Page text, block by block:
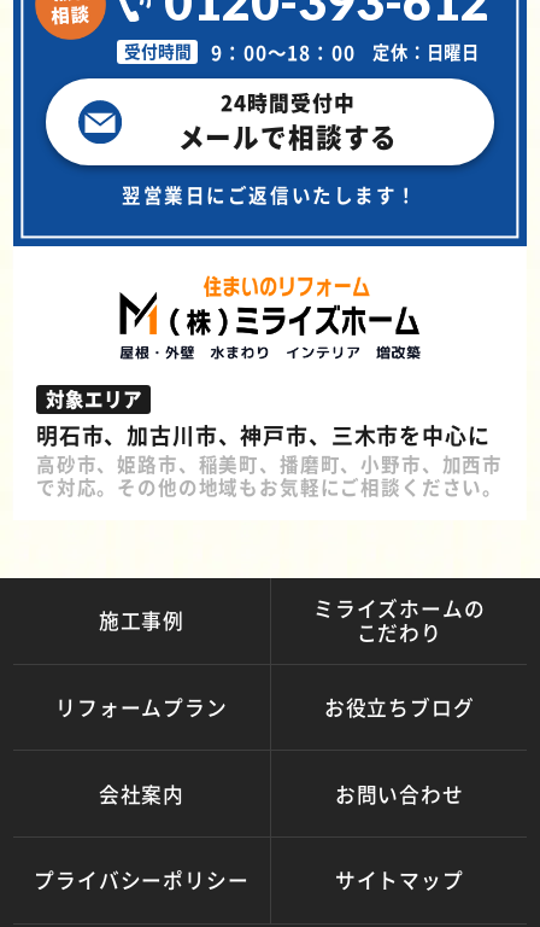
受付時間 9：00～18：00 定休：日曜日
24時間受付中
メールで相談する
翌営業日にご返信いたします！
対象エリア
明石市、加古川市、神戸市、三木市を中心に
高砂市、姫路市、稲美町、播磨町、小野市、加西市
で対応。その他の地域もお気軽にご相談ください。
施工事例
ミライズホームの
こだわり
リフォームプラン お役立ちブログ
会社案内 お問い合わせ
プライバシーポリシー サイトマップ